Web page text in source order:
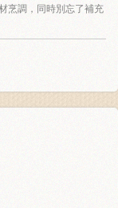
烹調，同時別忘了補充